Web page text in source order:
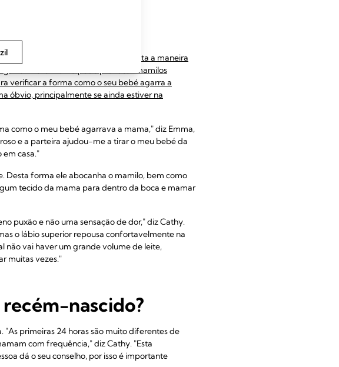
o
seu bebé agarra a mama afeta a maneira
mal a mama pode provocar
mamilos
verificar a forma como o seu bebé agarra a
óbvio, principalmente se ainda estiver na
como o meu bebé agarrava a mama," diz Emma,
e a parteira ajudou-me a tirar o meu bebé da
casa."
Desta forma ele abocanha o mamilo, bem como
tecido da mama para dentro da boca e mamar
puxão e não uma sensação de dor," diz Cathy.
o lábio superior repousa confortavelmente na
não vai haver um grande volume de leite,
muitas vezes."
nascido?
primeiras 24 horas são muito diferentes de
com frequência," diz Cathy. "Esta
dá o seu conselho, por isso é importante